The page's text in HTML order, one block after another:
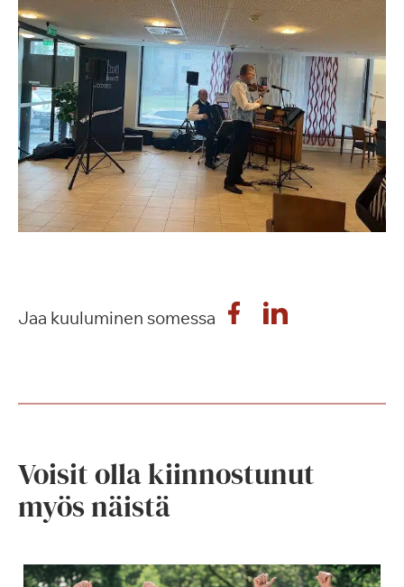
Jaa kuuluminen somessa
Voisit olla kiinnostunut
myös näistä